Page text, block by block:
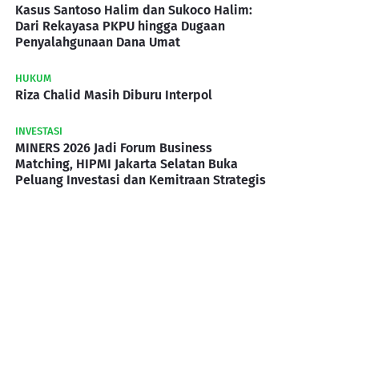
Kasus Santoso Halim dan Sukoco Halim:
Dari Rekayasa PKPU hingga Dugaan
Penyalahgunaan Dana Umat
HUKUM
Riza Chalid Masih Diburu Interpol
INVESTASI
MINERS 2026 Jadi Forum Business
Matching, HIPMI Jakarta Selatan Buka
Peluang Investasi dan Kemitraan Strategis